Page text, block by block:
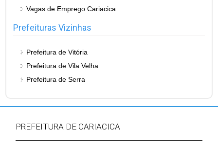
Vagas de Emprego Cariacica
Prefeituras Vizinhas
Prefeitura de Vitória
Prefeitura de Vila Velha
Prefeitura de Serra
PREFEITURA DE CARIACICA